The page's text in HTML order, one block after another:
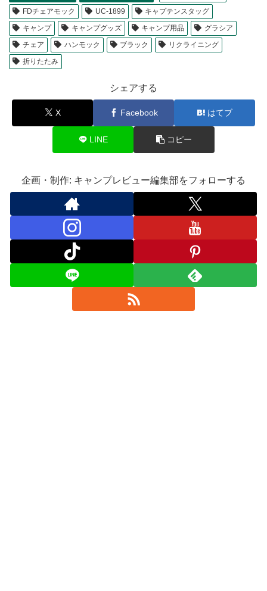
FDチェアモック
UC-1899
キャプテンスタッグ
キャンプ
キャンプグッズ キャンプ用品
グラシア
チェア
ハンモック ブラック
リクライニング
折りたたみ
シェアする
X Facebook はてブ
LINE コピー
企画・制作: キャンプレビュー編集部をフォローする